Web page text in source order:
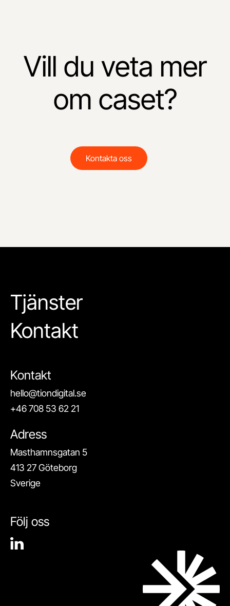
Vill du veta mer
om caset?
Kontakta oss
Tjänster
Kontakt
Kontakt
hello@tiondigital.se
+46 708 53 62 21
Adress
Masthamnsgatan 5
413 27 Göteborg
Sverige
Följ oss